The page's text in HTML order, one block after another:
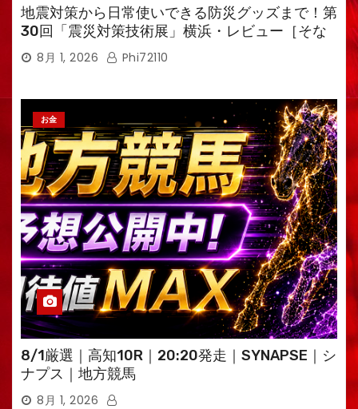
地震対策から日常使いできる防災グッズまで！第
30回「震災対策技術展」横浜・レビュー［そな
えるTV・高荷智也］
8月 1, 2026 Phi72110
お金
8/1厳選｜高知10R｜20:20発走｜SYNAPSE｜シ
ナプス｜地方競馬
8月 1, 2026